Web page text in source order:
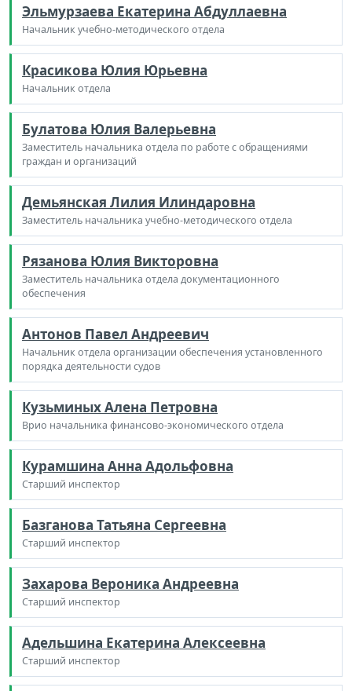
Эльмурзаева Екатерина Абдуллаевна
Начальник учебно-методического отдела
Красикова Юлия Юрьевна
Начальник отдела
Булатова Юлия Валерьевна
Заместитель начальника отдела по работе с обращениями
граждан и организаций
Демьянская Лилия Илиндаровна
Заместитель начальника учебно-методического отдела
Рязанова Юлия Викторовна
Заместитель начальника отдела документационного
обеспечения
Антонов Павел Андреевич
Начальник отдела организации обеспечения установленного
порядка деятельности судов
Кузьминых Алена Петровна
Врио начальника финансово-экономического отдела
Курамшина Анна Адольфовна
Старший инспектор
Базганова Татьяна Сергеевна
Старший инспектор
Захарова Вероника Андреевна
Старший инспектор
Адельшина Екатерина Алексеевна
Старший инспектор